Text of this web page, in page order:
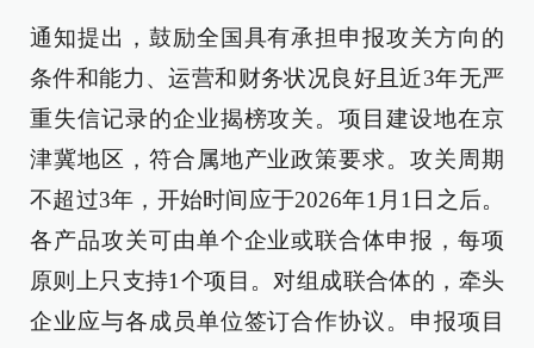
通知提出，鼓励全国具有承担申报攻关方向的
条件和能力、运营和财务状况良好且近3年无严
重失信记录的企业揭榜攻关。项目建设地在京
津冀地区，符合属地产业政策要求。攻关周期
不超过3年，开始时间应于2026年1月1日之后。
各产品攻关可由单个企业或联合体申报，每项
原则上只支持1个项目。对组成联合体的，牵头
企业应与各成员单位签订合作协议。申报项目